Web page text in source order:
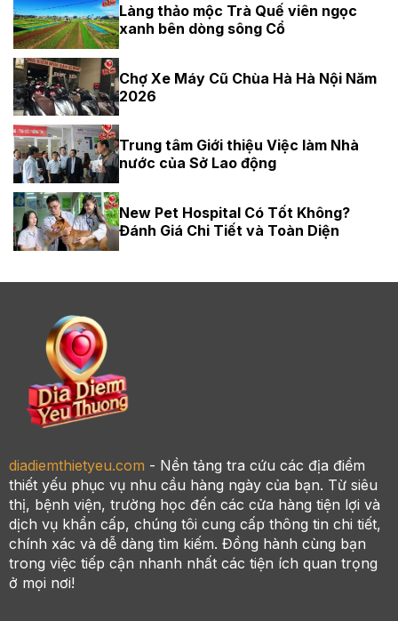
Làng thảo mộc Trà Quế viên ngọc
xanh bên dòng sông Cổ
Chợ Xe Máy Cũ Chùa Hà Hà Nội Năm
2026
Trung tâm Giới thiệu Việc làm Nhà
nước của Sở Lao động
New Pet Hospital Có Tốt Không?
Đánh Giá Chi Tiết và Toàn Diện
diadiemthietyeu.com - Nền tảng tra cứu các địa điểm
thiết yếu phục vụ nhu cầu hàng ngày của bạn. Từ siêu
thị, bệnh viện, trường học đến các cửa hàng tiện lợi và
dịch vụ khẩn cấp, chúng tôi cung cấp thông tin chi tiết,
chính xác và dễ dàng tìm kiếm. Đồng hành cùng bạn
trong việc tiếp cận nhanh nhất các tiện ích quan trọng
ở mọi nơi!